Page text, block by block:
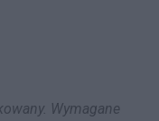
Wymagane